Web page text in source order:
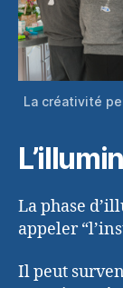
La créativité
La phase
appeler
Il peut